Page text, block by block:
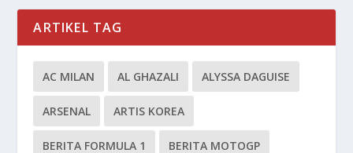
ARTIKEL TAG
AC MILAN AL GHAZALI ALYSSA DAGUISE
ARSENAL ARTIS KOREA
BERITA FORMULA 1 BERITA MOTOGP